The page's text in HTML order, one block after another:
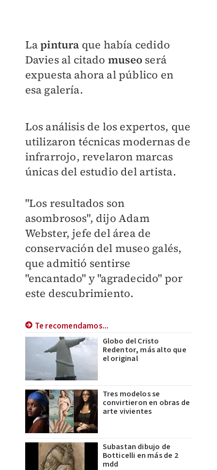
Lapintura que había cedido
Davies al citado museo será
expuesta ahora al público en
esa galería.
Los análisis de los expertos, que
utilizaron técnicas modernas de
infrarrojo, revelaron marcas
únicas del estudio del artista.
"Los resultados son
asombrosos", dijo Adam
Webster, jefe del área de
conservación del museo galés,
que admitió sentirse
"encantado" y "agradecido" por
este descubrimiento.
Te recomendamos...
Globo del Cristo
Redentor, más alto que
el original
Tres modelos se
convirtieron en obras de
arte vivientes
Subastan dibujo de
Botticelli en más de 2
mdd